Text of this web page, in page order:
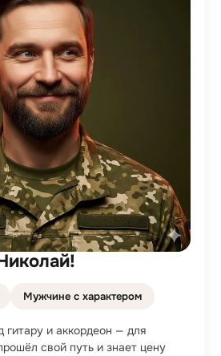
Мужчине с характером
гитару и аккордеон — для
свой путь и знает цену